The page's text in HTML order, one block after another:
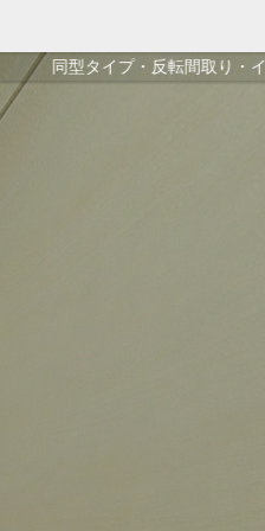
イプ・反転間取り・イメージ画像